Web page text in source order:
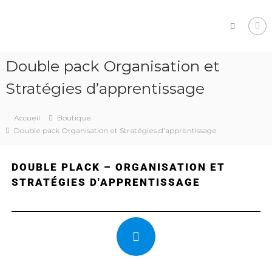
les
cognitives
élèves
Double pack Organisation et
Stratégies d’apprentissage
Accueil
Boutique
Double pack Organisation et Stratégies d’apprentissage
DOUBLE PLACK – ORGANISATION ET
STRATÉGIES D'APPRENTISSAGE